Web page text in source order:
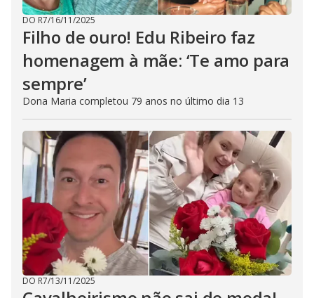
DO R7/16/11/2025
Filho de ouro! Edu Ribeiro faz
homenagem à mãe: ‘Te amo para
sempre’
Dona Maria completou 79 anos no último dia 13
DO R7/13/11/2025